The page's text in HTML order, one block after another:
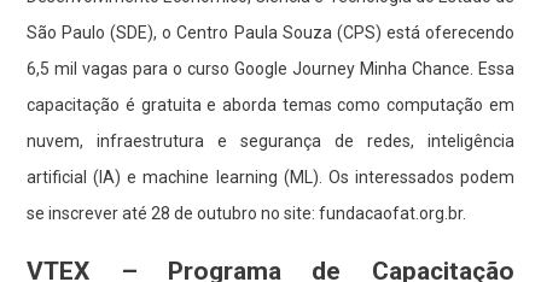
São Paulo (SDE), o Centro Paula Souza (CPS) está oferecendo
6,5 mil vagas para o curso Google Journey Minha Chance. Essa
capacitação é gratuita e aborda temas como computação em
nuvem, infraestrutura e segurança de redes, inteligência
artificial (IA) e machine learning (ML). Os interessados podem
se inscrever até 28 de outubro no site:fundacaofat.org.br.
VTEX – Programa de Capacitação